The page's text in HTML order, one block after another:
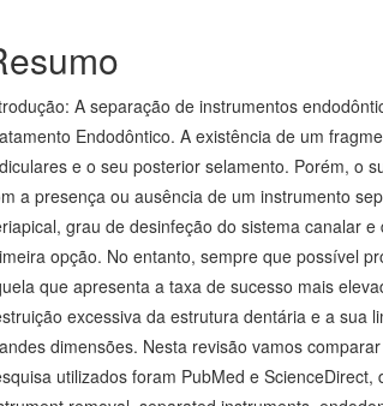
A separação de instrumentos
Endodôntico. A existência de um
e o seu posterior selamento. Porém, o
a presença ou ausência de um instrumento
grau de desinfeção do sistema canalar
opção. No entanto, sempre que possível
que apresenta a taxa de sucesso mais
excessiva da estrutura dentária e a sua
dimensões. Nesta revisão vamos
utilizados foram PubMed e